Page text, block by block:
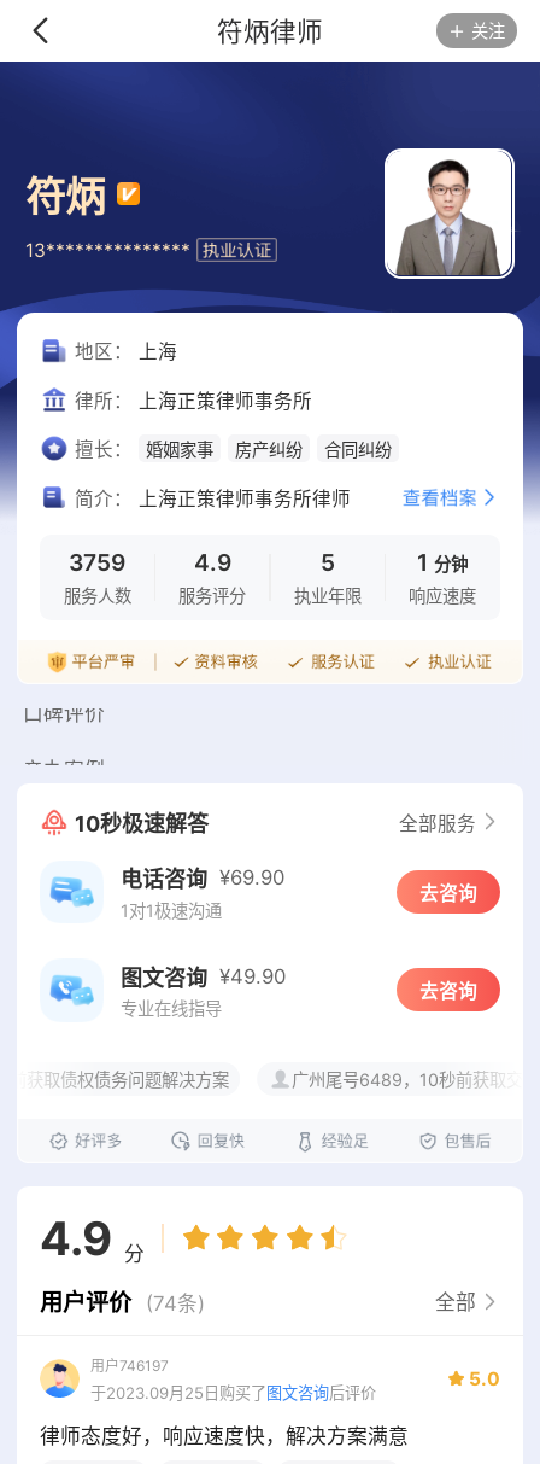
符炳律师 关注
符炳
13***************
地区： 上海
律所： 上海正策律师事务所
擅长： 婚姻家事 房产纠纷 合同纠纷
简介： 上海正策律师事务所律师
3759
服务人数
4.9
服务评分
5
执业年限
1 分钟
响应速度
精选服务
口碑评价
亲办案例
10秒极速解答 全部服务
电话咨询 ¥69.90
1对1极速沟通
去咨询
图文咨询 ¥49.90
专业在线指导
去咨询
取债权债务问题解决方案 广州尾号6489，10秒前获取交通
4.9 分
用户评价 (74条) 全部
用户746197
于2023.09月25日购买了图文咨询后评价
5.0
律师态度好，响应速度快，解决方案满意